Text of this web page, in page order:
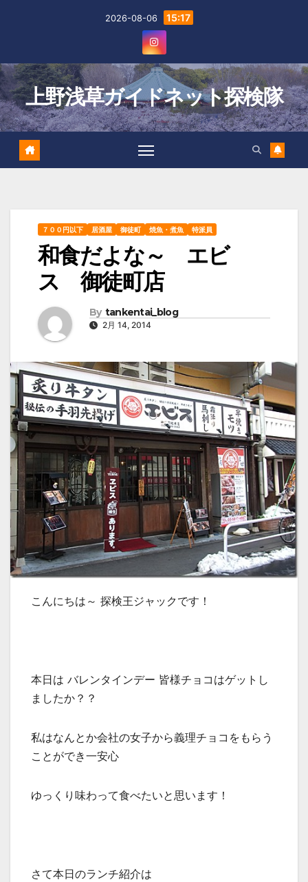
2026-08-06 15:17
上野浅草ガイドネット探検隊
７００円以下 居酒屋 御徒町 焼魚・煮魚 特派員
和食だよな～ エビ
ス 御徒町店
By tankentai_blog
2月 14, 2014
こんにちは～ 探検王ジャックです！
本日は バレンタインデー 皆様チョコはゲットし
ましたか？？
私はなんとか会社の女子から義理チョコをもらう
ことができ一安心
ゆっくり味わって食べたいと思います！
さて本日のランチ紹介は